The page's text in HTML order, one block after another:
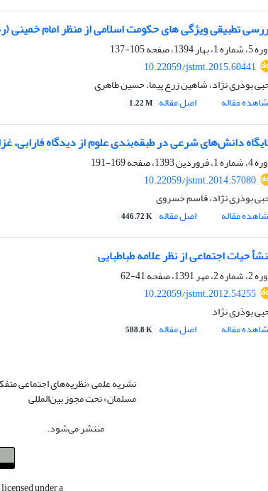
تطبیقی ویژگی های حکومت اسلامی از منظر امام خمینی
1، بهار 1394، صفحه
105-137
10.22059/jstmt.2015.60441
بوذری نژاد، شاهین زرع پیما، حسین طاهری
مقاله
اصل مقاله 1.22 M
دانش‌های شرعی در طبقه‌بندی علوم از دیدگاه فارابی،
فروردین 1393، صفحه
169-191
10.22059/jstmt.2014.57080
بوذری نژاد، قاسم خسروی
مقاله
اصل مقاله 446.72 K
حیات اجتماعی از نظر علامه طباطبایی
2، مهر 1391، صفحه
41-62
10.22059/jstmt.2012.54255
بوذری نژاد
مقاله
اصل مقاله 588.8 K
نشریه علمی «نظریه‌های اجتماعی
مسلمان» تحت مجوز بین‌المللی
منتشر می‌شود.